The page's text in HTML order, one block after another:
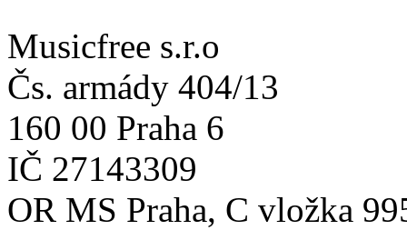
Musicfree s.r.o
Čs. armády 404/13
160 00 Praha 6
IČ 27143309
OR MS Praha, C vložka